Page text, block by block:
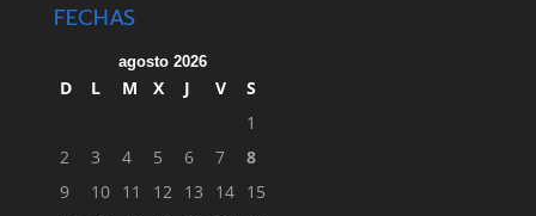
FECHAS
agosto 2026
D L M X J V
S
1
2
3 4 5 6 7
8
9
10 11 12 13 14 15